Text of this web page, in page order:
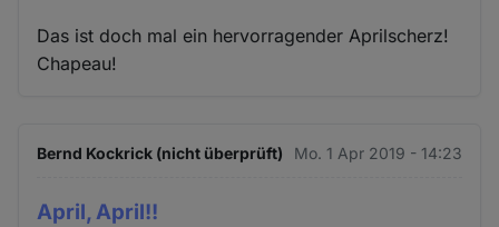
Das ist doch mal ein hervorragender Aprilscherz!
Chapeau!
Bernd Kockrick (nicht überprüft) Mo. 1 Apr 2019 - 14:23
April, April!!